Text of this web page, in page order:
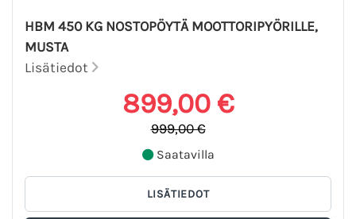
HBM 450 KG NOSTOPÖYTÄ MOOTTORIPYÖRILLE,
MUSTA
Lisätiedot
899,00 €
999,00 €
Saatavilla